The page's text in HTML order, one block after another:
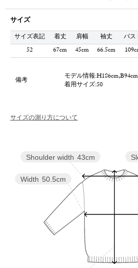
サイズ
サイズ表記 着丈 肩幅 袖丈 バス
52
67cm 45cm 66.5cm
備考
モデル情報
着用サイズ:50
サイズの測り方について
Width 50.5cm
Shoulder width 43cm